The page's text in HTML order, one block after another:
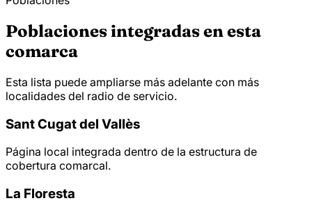
Poblaciones integradas en esta
comarca
Esta lista puede ampliarse más adelante con más
localidades del radio de servicio.
Sant Cugat del Vallès
Página local integrada dentro de la estructura de
cobertura comarcal.
La Floresta